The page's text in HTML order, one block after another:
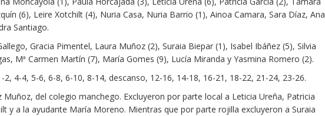
(6), Leire Xotchilt (4), Nuria Casa, Nuria Barrio (1), Ainoa Camara, Sara Díaz, Ana
Santiago.
Gracia Pimentel, Laura Muñoz (2), Suraia Biepar (1), Isabel Ibáñez (5), Silvia
Mª Carmen Martín (7), María Gomes (9), Lucía Miranda y Yasmina Romero (2).
2, 4-4, 5-6, 6-8, 6-10, 8-14, descanso, 12-16, 14-18, 16-21, 18-22, 21-24, 23-26.
Muñoz, del colegio manchego. Excluyeron por parte local a Leticia Ureña, Patricia
y a la ayudante María Moreno. Mientras que por parte rojilla excluyeron a Suraia